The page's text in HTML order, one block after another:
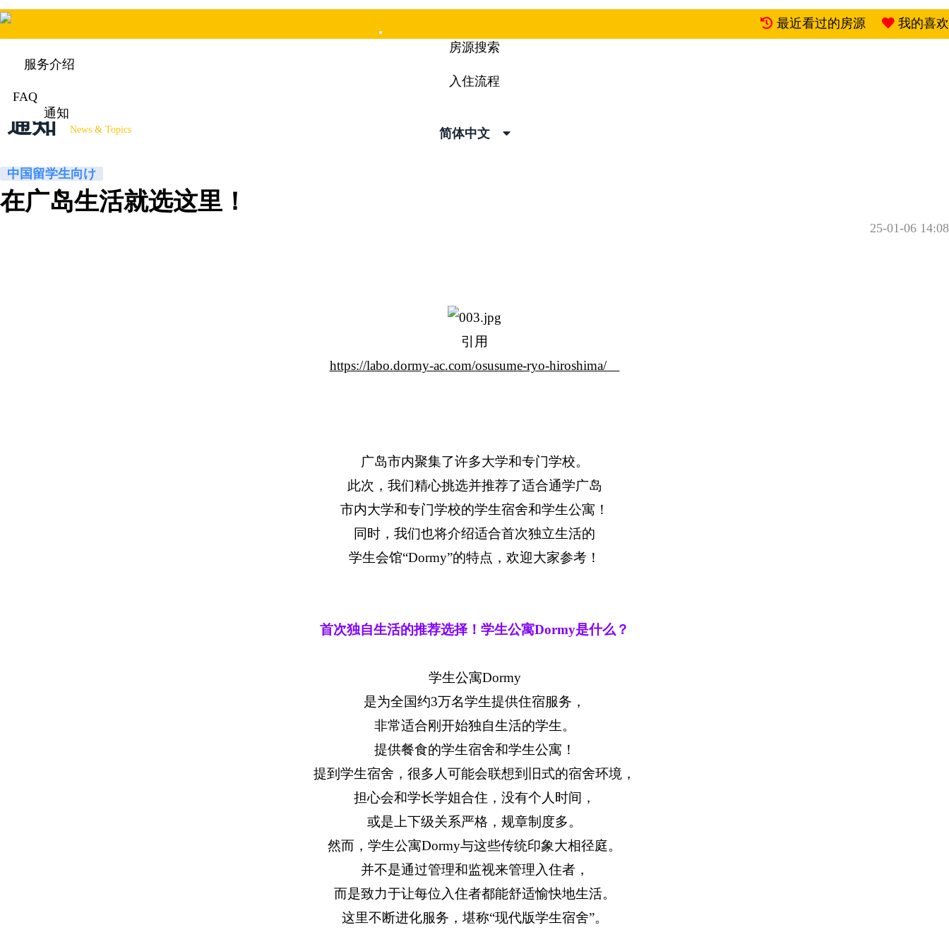
最近看过的房源
我的喜欢
Mobile
房源搜索
服务介绍
入住流程
FAQ
通知
简体中文
通知 News & Topics
中国留学生向け
在广岛生活就选这里！
25-01-06 14:08
引用
https://labo.dormy-ac.com/osusume-ryo-hiroshima/
广岛市内聚集了许多大学和专门学校。
此次，我们精心挑选并推荐了适合通学广岛
市内大学和专门学校的学生宿舍和学生公寓！
同时，我们也将介绍适合首次独立生活的
学生会馆“Dormy”的特点，欢迎大家参考！
首次独自生活的推荐选择！学生公寓Dormy是什么？
学生公寓Dormy
是为全国约3万名学生提供住宿服务，
非常适合刚开始独自生活的学生。
提供餐食的学生宿舍和学生公寓！
提到学生宿舍，很多人可能会联想到旧式的宿舍环境，
担心会和学长学姐合住，没有个人时间，
或是上下级关系严格，规章制度多。
然而，学生公寓Dormy与这些传统印象大相径庭。
并不是通过管理和监视来管理入住者，
而是致力于让每位入住者都能舒适愉快地生活。
这里不断进化服务，堪称“现代版学生宿舍”。